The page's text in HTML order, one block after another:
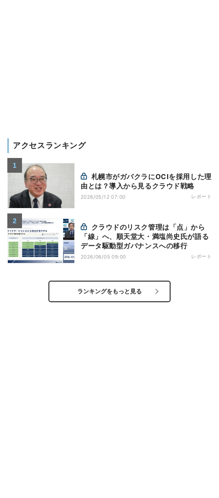
アクセスランキング
由とは？導入から見るクラウド戦略
2026/05/12 07:00 レポート
「線」へ、順天堂大・満塩尚史氏が語る
データ駆動型ガバナンスへの移行
2026/06/05 09:00 レポート
ランキングをもっと見る